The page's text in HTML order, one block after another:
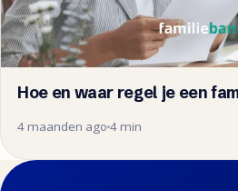
Hoe en waar regel je een
4 maanden ago 4 min